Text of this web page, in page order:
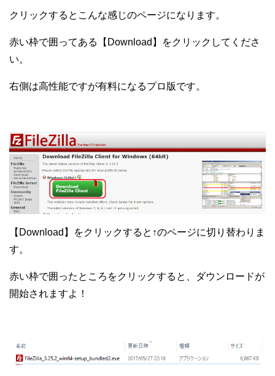
クリックするとこんな感じのページになります。
赤い枠で囲ってある【Download】をクリックしてくださ
い。
右側は高性能ですが有料になるプロ版です。
【Download】をクリックすると↑のページに切り替わりま
す。
赤い枠で囲ったところをクリックすると、ダウンロードが
開始されますよ！